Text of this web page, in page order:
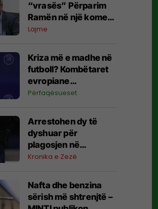
“vrasës” Përparim
Ramën në një koment
në Facebook
Lajme
Kriza më e madhe në
futboll? Kombëtaret
evropiane
kërcënojnë me
Botës
Përfaqësueset
Arrestohen dy të
dyshuar për
plagosjen në
Prishtinë, ndalohen
Kronika e Zezë
Nafta dhe benzina
sërish më shtrenjtë –